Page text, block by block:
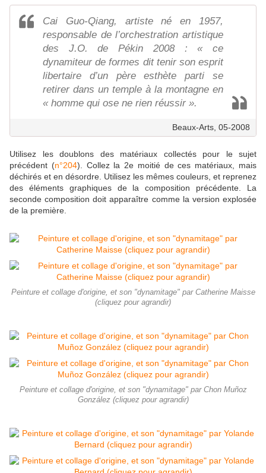
Cai Guo-Qiang, artiste né en 1957,
responsable de l’orchestration artistique
des J.O. de Pékin 2008 : « ce
dynamiteur de formes dit tenir son esprit
libertaire d’un père esthète parti se
retirer dans un temple à la montagne en
« homme qui ose ne rien réussir ».
Beaux-Arts, 05-2008
Utilisez les doublons des matériaux collectés pour le sujet
précédent (n°204). Collez la 2e moitié de ces matériaux, mais
déchirés et en désordre. Utilisez les mêmes couleurs, et reprenez
des éléments graphiques de la composition précédente. La
seconde composition doit apparaître comme la version explosée
de la première.
Peinture et collage d'origine, et son "dynamitage" par Catherine Maisse
(cliquez pour agrandir)
Peinture et collage d'origine, et son "dynamitage" par Chon Muñoz
González (cliquez pour agrandir)